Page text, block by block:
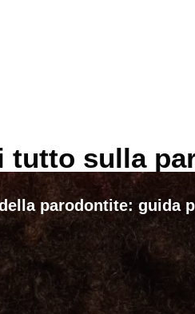
tutto sulla
parodontite: guida